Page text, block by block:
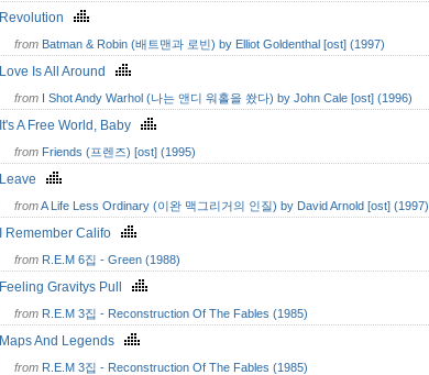
Revolution
from Batman & Robin (배트맨과 로빈) by Elliot Goldenthal [ost] (1997)
Love Is All Around
from I Shot Andy Warhol (나는 앤디 워홀을 쐈다) by John Cale [ost] (1996)
It's A Free World, Baby
from Friends (프렌즈) [ost] (1995)
Leave
fromA Life Less Ordinary (이완 맥그리거의 인질) by David Arnold [ost] (1997)
I Remember Califo
from R.E.M 6집 - Green (1988)
Feeling Gravitys Pull
from R.E.M 3집 - Reconstruction Of The Fables (1985)
Maps And Legends
from R.E.M 3집 - Reconstruction Of The Fables (1985)